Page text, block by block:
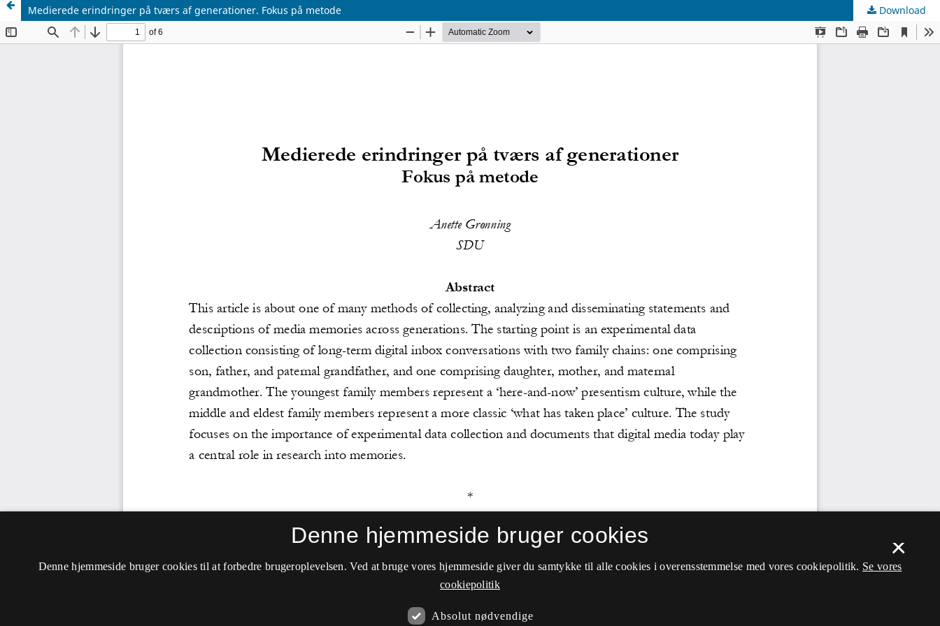
Medierede erindringer på tværs af generationer. Fokus på metode Download
×
Denne hjemmeside bruger cookies
Denne hjemmeside bruger cookies til at forbedre brugeroplevelsen. Ved at bruge vores hjemmeside giver du samtykke til alle cookies i overensstemmelse med vores cookiepolitik. Se vores
cookiepolitik
Absolut nødvendige